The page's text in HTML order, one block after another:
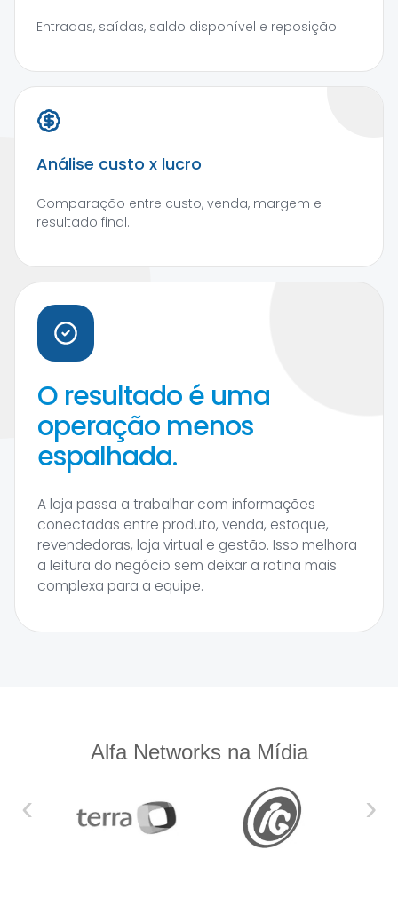
Entradas, saídas, saldo disponível e reposição.
Análise custo x lucro
Comparação entre custo, venda, margem e
resultado final.
O resultado é uma
operação menos
espalhada.
A loja passa a trabalhar com informações
conectadas entre produto, venda, estoque,
revendedoras, loja virtual e gestão. Isso melhora
a leitura do negócio sem deixar a rotina mais
complexa para a equipe.
Alfa Networks na Mídia
‹ ›